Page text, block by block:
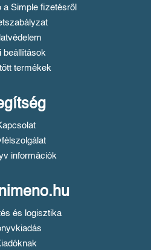
a Simple fizetésről
beállítások
termékek
információk
és logisztika